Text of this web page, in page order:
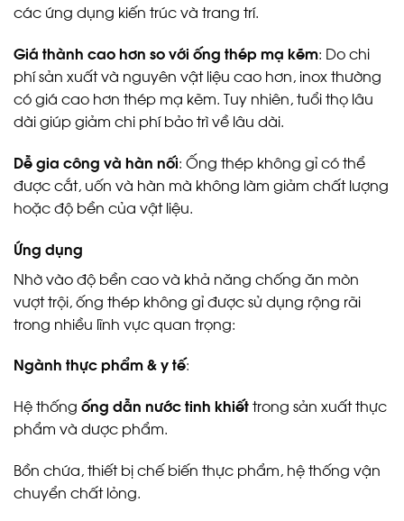
các ứng dụng kiến trúc và trang trí.
Giá thành cao hơn so với ống thép mạ kẽm: Do chi
phí sản xuất và nguyên vật liệu cao hơn, inox thường
có giá cao hơn thép mạ kẽm. Tuy nhiên, tuổi thọ lâu
dài giúp giảm chi phí bảo trì về lâu dài.
Dễ gia công và hàn nối: Ống thép không gỉ có thể
được cắt, uốn và hàn mà không làm giảm chất lượng
hoặc độ bền của vật liệu.
Ứng dụng
Nhờ vào độ bền cao và khả năng chống ăn mòn
vượt trội, ống thép không gỉ được sử dụng rộng rãi
trong nhiều lĩnh vực quan trọng:
Ngành thực phẩm & y tế:
Hệ thống ống dẫn nước tinh khiếttrong sản xuất thực
phẩm và dược phẩm.
Bồn chứa, thiết bị chế biến thực phẩm, hệ thống vận
chuyển chất lỏng.